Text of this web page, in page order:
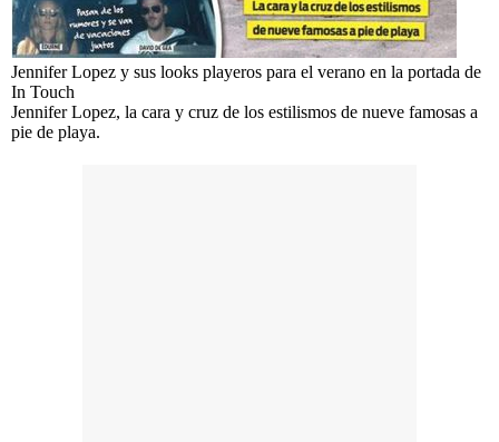
Jennifer Lopez y sus looks playeros para el verano en la portada de
In Touch
Jennifer Lopez, la cara y cruz de los estilismos de nueve famosas a
pie de playa.